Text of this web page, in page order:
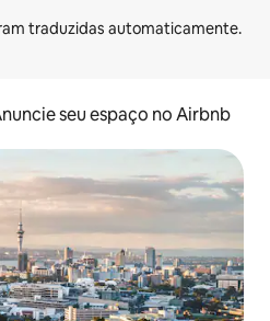
seu espaço no Airbnb